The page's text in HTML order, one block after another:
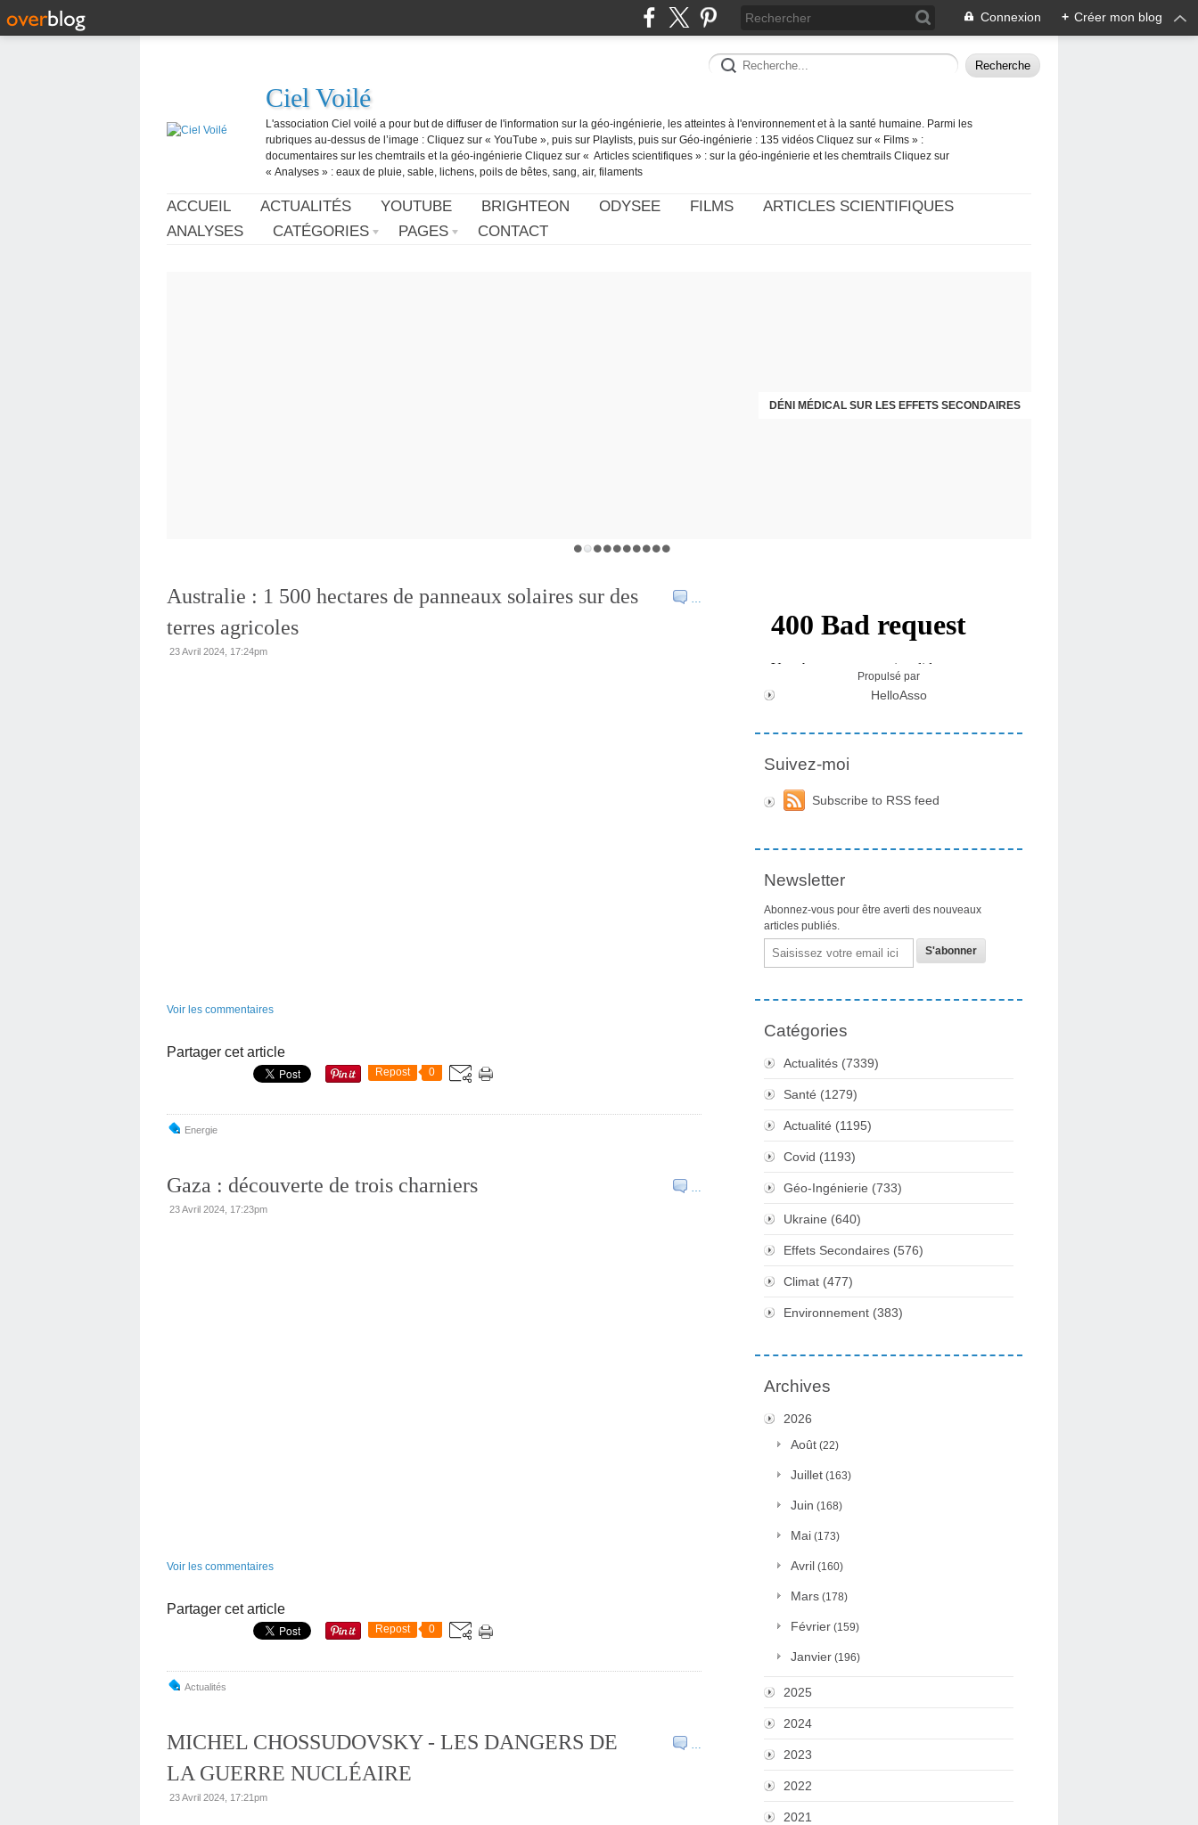
Connexion + Créer mon blog
Ciel Voilé
L'association Ciel voilé a pour but de diffuser de l'information sur la géo-ingénierie, les atteintes à l'environnement et à la santé humaine. Parmi les
rubriques au-dessus de l’image : Cliquez sur « YouTube », puis sur Playlists, puis sur Géo-ingénierie : 135 vidéos Cliquez sur « Films » :
documentaires sur les chemtrails et la géo-ingénierie Cliquez sur « Articles scientifiques » : sur la géo-ingénierie et les chemtrails Cliquez sur
« Analyses » : eaux de pluie, sable, lichens, poils de bêtes, sang, air, filaments
ACCUEIL ACTUALITÉS YOUTUBE BRIGHTEON ODYSEE FILMS
ARTICLES SCIENTIFIQUES
ANALYSES
CATÉGORIES PAGES CONTACT
DÉNI MÉDICAL SUR LES EFFETS SECONDAIRES
…
Australie : 1 500 hectares de panneaux solaires sur des
terres agricoles
23 Avril 2024, 17:24pm
Voir les commentaires
Partager cet article
Repost 0
Energie
Gaza : découverte de trois charniers
23 Avril 2024, 17:23pm
Voir les commentaires
Partager cet article
Repost 0
Actualités
…
MICHEL CHOSSUDOVSKY - LES DANGERS DE
LA GUERRE NUCLÉAIRE
23 Avril 2024, 17:21pm
Propulsé par
HelloAsso
Suivez-moi
Subscribe to RSS feed
Newsletter
Abonnez-vous pour être averti des nouveaux
articles publiés.
Email
Catégories
Actualités (7339)
Santé (1279)
Actualité (1195)
Covid (1193)
Géo-Ingénierie (733)
Ukraine (640)
Effets Secondaires (576)
Climat (477)
Environnement (383)
Archives
2026
Août (22)
Juillet (163)
Juin (168)
Mai (173)
Avril (160)
Mars (178)
Février (159)
Janvier (196)
2025
2024
2023
2022
2021